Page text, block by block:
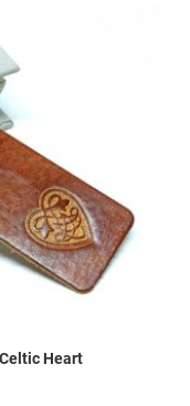
Heart